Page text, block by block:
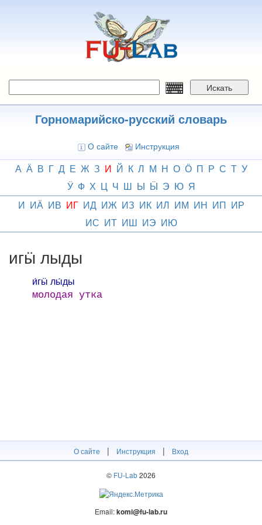
Искать
Горномарийско-русский словарь
О сайте Инструкция
А Ӓ В Г Д Е Ж З И Й К Л М Н О Ӧ П Р С Т У
Ӱ Ф Х Ц Ч Ш Ы Ӹ Э Ю Я
И ИӒ ИВ ИГ ИД ИЖ ИЗ ИК ИЛ ИМ ИН ИП ИР
ИС ИТ ИШ ИЭ ИЮ
игӹ лыды
и́гӹ лы́ды
молодая утка
О сайте | Инструкция | Вход
© FU-Lab2026
Email:komi@fu-lab.ru